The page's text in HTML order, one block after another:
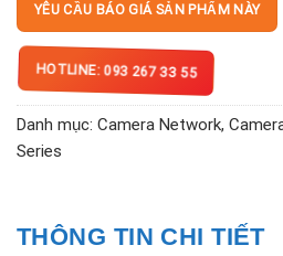
YÊU CẦU BÁO GIÁ SẢN PHẨM NÀY
HOTLINE: 093 267 33 55
Danh mục: Camera Network,
Series
THÔNG TIN CHI TIẾT